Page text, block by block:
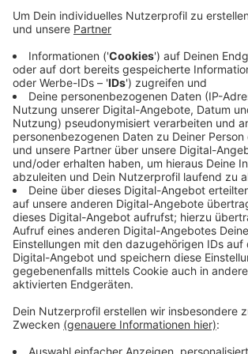
Aussage, einer sagte, er habe nur
zuhause aufbewahrt. Auf die Spur der
die Polizei bei den Ermittlungen rund
Drogenszene in Oberbarmen und
vom Berliner Platz" bekannt
Großdealer. Der sitzt inzwischen
Haftstrafe ab. Laut
eine eindeutige Verbindung zwischen
mutmaßlichen Waffenhändlern.
Veröffentlicht:Donnerstag, 02.02.2023
Anzeige